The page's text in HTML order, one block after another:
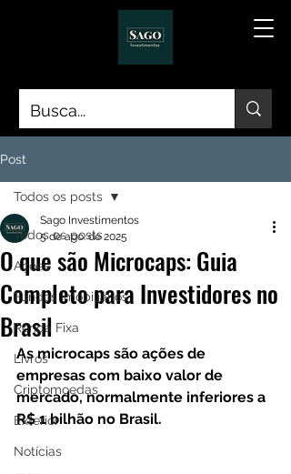
Post
Todos os posts
Ações
Fundos Imobiliários
Renda Fixa
Livros
Criptomoedas
Exterior
Notícias
Todos os posts
O que são Microcaps: Guia
Completo para Investidores no
Brasil
Sago Investimentos
5 de ago. de 2025
As microcaps são ações de
empresas com baixo valor de
mercado, normalmente inferiores a
R$ 1 bilhão no Brasil.